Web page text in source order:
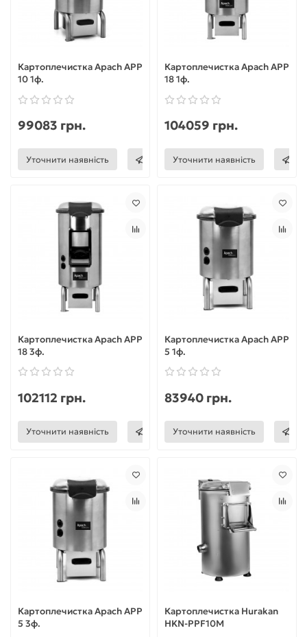
Картоплечистка Apach APP
10 1ф.
99083 грн.
Уточнити наявність
Картоплечистка Apach APP
18 1ф.
104059 грн.
Уточнити наявність
Картоплечистка Apach APP
18 3ф.
102112 грн.
Уточнити наявність
Картоплечистка Apach APP
5 1ф.
83940 грн.
Уточнити наявність
Картоплечистка Apach APP
5 3ф.
Картоплечистка Hurakan
HKN-PPF10M